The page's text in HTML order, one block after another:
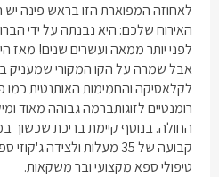
לאחוזה המפוארת הזו בראש פינה יש
האירוח שלכם: היא נבנתה על ידי
לפני יותר ממאה ועשרים שנים! מאז
אבל שמרה על הקו המקורי שמעניק
לקלאסיקה והחמימות האותנטית כמו
רומנטיים לזוגותברמה גבוהה מאוד
החולה. בנוסף קיימת בריכת שכשוך
קבועה של 35 מעלות ולצידה
טיפולי ספא מקצועי ובר משקאות.